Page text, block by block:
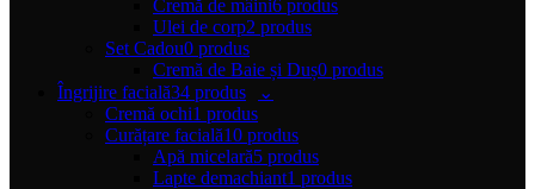
Cremă de mâini6 produs
Ulei de corp2 produs
Set Cadou0 produs
Cremă de Baie și Duș0 produs
Îngrijire facială34 produs
Cremă ochi1 produs
Curățare facială10 produs
Apă micelară5 produs
Lapte demachiant1 produs